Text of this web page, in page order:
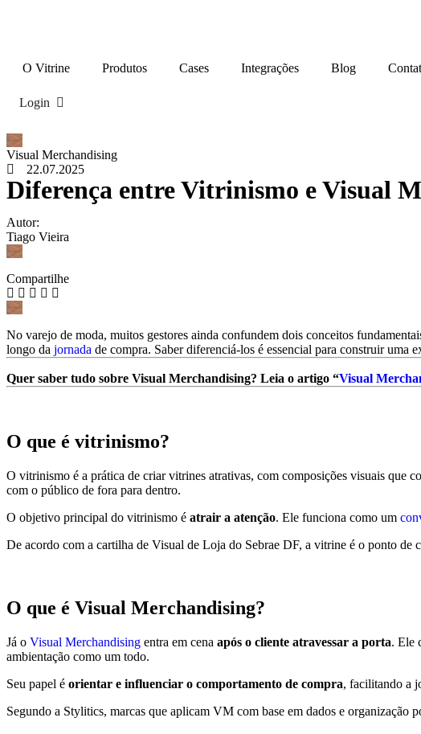
O Vitrine Produtos Cases Integrações Blog
Login
Visual Merchandising
22.07.2025
Diferença entre Vitrinismo e Visual
Autor:
Tiago Vieira
Compartilhe
No varejo de moda, muitos gestores ainda confundem dois conceitos
longo da jornada de compra. Saber diferenciá-los é essencial para construir uma
Quer saber tudo sobre Visual Merchandising? Leia o artigo “Visual
O que é vitrinismo?
O vitrinismo é a prática de criar vitrines atrativas, com composições visuais que
com o público de fora para dentro.
O objetivo principal do vitrinismo é atrair a atenção. Ele funciona como um
De acordo com a cartilha de Visual de Loja do Sebrae DF, a vitrine é o ponto de
O que é Visual Merchandising?
Já o Visual Merchandising entra em cena após o cliente atravessar a porta. Ele
ambientação como um todo.
Seu papel é orientar e influenciar o comportamento de compra, facilitando a
Segundo a Stylitics, marcas que aplicam VM com base em dados e